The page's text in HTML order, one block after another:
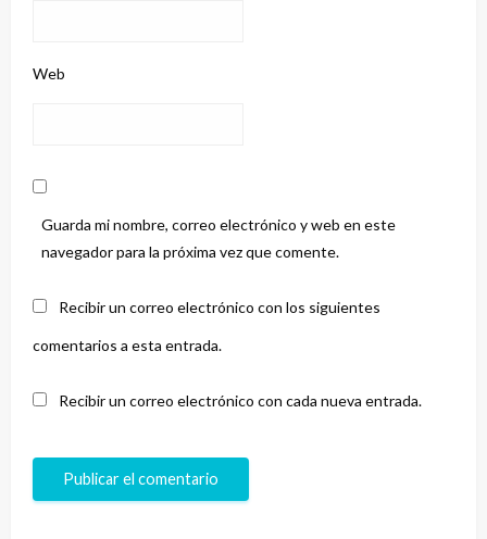
Web
Guarda mi nombre, correo electrónico y web en este
navegador para la próxima vez que comente.
Recibir un correo electrónico con los siguientes
comentarios a esta entrada.
Recibir un correo electrónico con cada nueva entrada.